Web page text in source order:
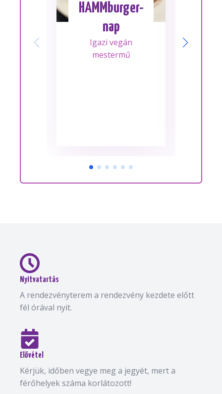
HAMMburger-
nap
Igazi vegán
mestermű
Nyitvatartás
A rendezvényterem a rendezvény kezdete előtt
fél órával nyit.
Elővétel
Kérjük, időben vegye meg a jegyét, mert a
férőhelyek száma korlátozott!